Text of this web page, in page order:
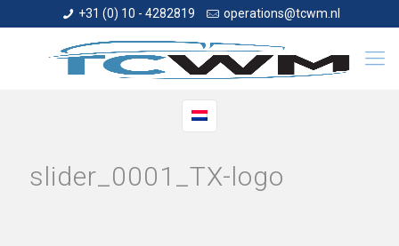
+31 (0) 10 - 4282819 operations@tcwm.nl
slider_0001_TX-logo